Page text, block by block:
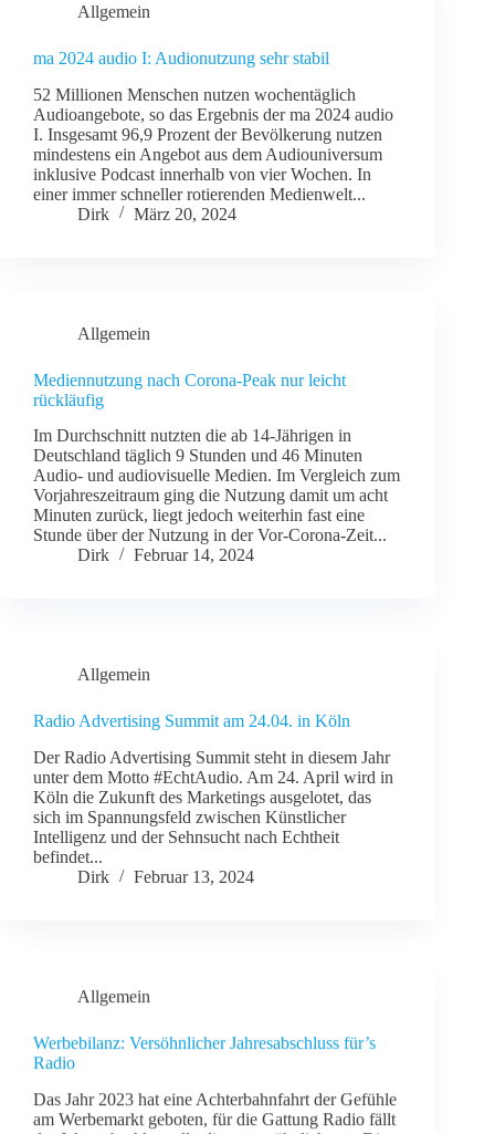
Allgemein
ma 2024 audio I: Audionutzung sehr stabil
52 Millionen Menschen nutzen wochentäglich
Audioangebote, so das Ergebnis der ma 2024 audio
I. Insgesamt 96,9 Prozent der Bevölkerung nutzen
mindestens ein Angebot aus dem Audiouniversum
inklusive Podcast innerhalb von vier Wochen. In
einer immer schneller rotierenden Medienwelt...
Dirk
März 20, 2024
Allgemein
Mediennutzung nach Corona-Peak nur leicht
rückläufig
Im Durchschnitt nutzten die ab 14-Jährigen in
Deutschland täglich 9 Stunden und 46 Minuten
Audio- und audiovisuelle Medien. Im Vergleich zum
Vorjahreszeitraum ging die Nutzung damit um acht
Minuten zurück, liegt jedoch weiterhin fast eine
Stunde über der Nutzung in der Vor-Corona-Zeit...
Dirk
Februar 14, 2024
Allgemein
Radio Advertising Summit am 24.04. in Köln
Der Radio Advertising Summit steht in diesem Jahr
unter dem Motto #EchtAudio. Am 24. April wird in
Köln die Zukunft des Marketings ausgelotet, das
sich im Spannungsfeld zwischen Künstlicher
Intelligenz und der Sehnsucht nach Echtheit
befindet...
Dirk
Februar 13, 2024
Allgemein
Werbebilanz: Versöhnlicher Jahresabschluss für’s
Radio
Das Jahr 2023 hat eine Achterbahnfahrt der Gefühle
am Werbemarkt geboten, für die Gattung Radio fällt